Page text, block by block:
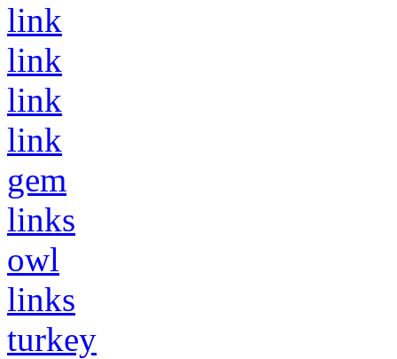
link
link
link
link
gem
links
owl
links
turkey